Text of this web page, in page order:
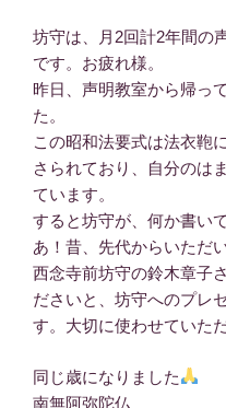
坊守は、月2回計2年間の
です。お疲れ様。
昨日、声明教室から帰っ
た。
この昭和法要式は法衣鞄
さられており、自分のは
ています。
すると坊守が、何か書い
あ！昔、先代からいただ
西念寺前坊守の鈴木章子
ださいと、坊守へのプレ
す。大切に使わせていた
同じ歳になりました
南無阿弥陀仏